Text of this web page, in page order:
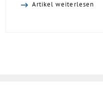
Artikel weiterlesen